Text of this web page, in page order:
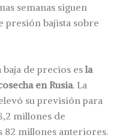
semanas siguen
presión bajista sobre
de precios esla
en Rusia. La
su previsión para
millones de
82 millones anteriores.